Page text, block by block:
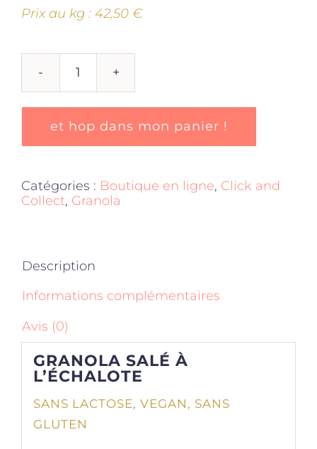
Prix au kg : 42,50 €
quantité
de
GRANOLA
SALÉ
et hop dans mon panier !
Catégories : Boutique en ligne, Click and
Collect, Granola
Description
Informations complémentaires
Avis (0)
GRANOLA SALÉ À
L’ÉCHALOTE
SANS LACTOSE, VEGAN, SANS
GLUTEN